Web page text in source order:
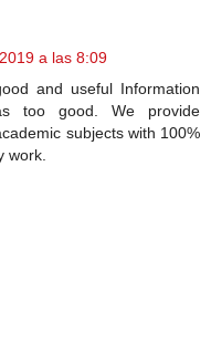
a las 8:09
and useful Information
too good. We provide
subjects with 100%
work.